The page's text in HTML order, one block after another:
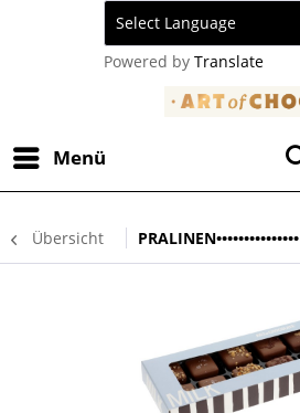
Powered byTranslate
Menü
Übersicht PRALINEN•••••••••••••••